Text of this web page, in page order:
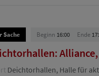
Sache Beginn 16:00 Ende
Deichtorhallen, Halle für